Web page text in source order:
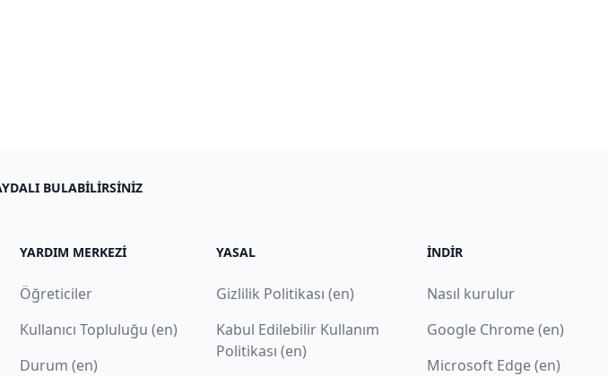
BULABILIRSINIZ
YARDIM MERKEZI
Öğreticiler
Kullanıcı Topluluğu (en)
Durum (en)
YASAL
Gizlilik Politikası (en)
Kabul Edilebilir Kullanım
Politikası (en)
İNDIR
Nasıl kurulur
Google Chrome (en)
Microsoft Edge (en)